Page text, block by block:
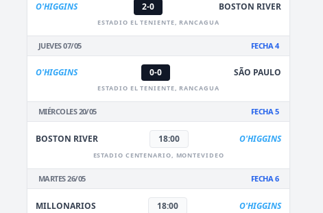
O'HIGGINS 2-0 BOSTON RIVER
ESTADIO EL TENIENTE, RANCAGUA
JUEVES 07/05 FECHA 4
O'HIGGINS 0-0 SÃO PAULO
ESTADIO EL TENIENTE, RANCAGUA
MIÉRCOLES 20/05 FECHA 5
BOSTON RIVER 18:00 O'HIGGINS
ESTADIO CENTENARIO, MONTEVIDEO
MARTES 26/05 FECHA 6
MILLONARIOS 18:00 O'HIGGINS